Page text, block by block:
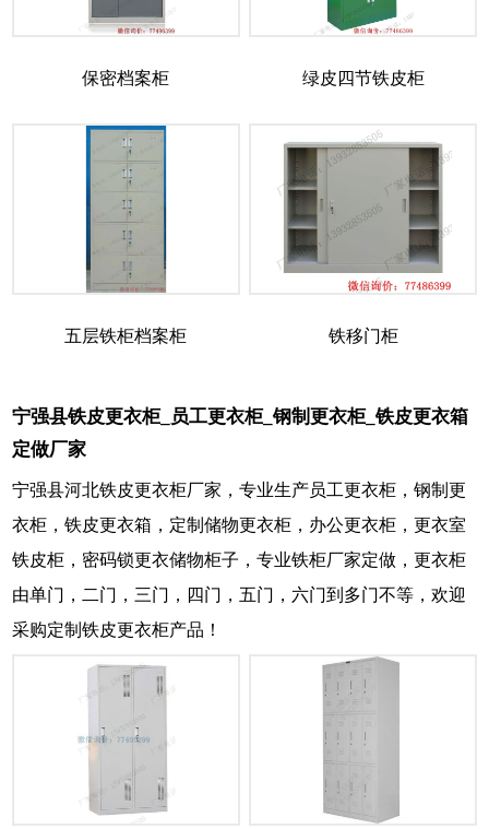
保密档案柜 绿皮四节铁皮柜
五层铁柜档案柜 铁移门柜
宁强县铁皮更衣柜_员工更衣柜_钢制更衣柜_铁皮更衣箱
定做厂家
宁强县河北铁皮更衣柜厂家，专业生产员工更衣柜，钢制更
衣柜，铁皮更衣箱，定制储物更衣柜，办公更衣柜，更衣室
铁皮柜，密码锁更衣储物柜子，专业铁柜厂家定做，更衣柜
由单门，二门，三门，四门，五门，六门到多门不等，欢迎
采购定制铁皮更衣柜产品！